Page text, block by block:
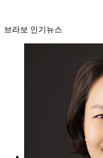
브라보 인기뉴스